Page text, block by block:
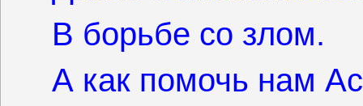
В борьбе со злом.
А как помочь нам